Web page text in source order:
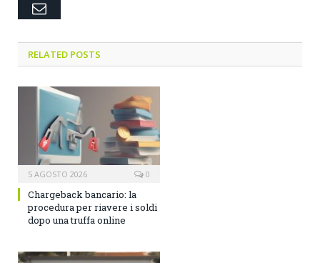
Email
RELATED POSTS
5 AGOSTO 2026 0
Chargeback bancario: la
procedura per riavere i soldi
dopo una truffa online